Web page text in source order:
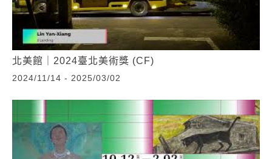
北美館｜2024臺北美術獎 (CF)
2024/11/14 - 2025/03/02